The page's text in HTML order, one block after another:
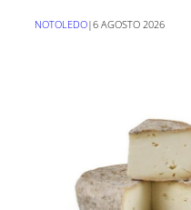
NOTOLEDO|6 AGOSTO 2026